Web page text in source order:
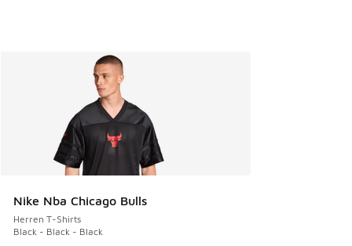
Nike Nba Chicago Bulls
Herren T-Shirts
Black - Black - Black